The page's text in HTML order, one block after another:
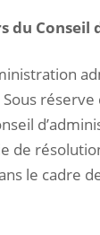
du Conseil
Sous
de
le cadre